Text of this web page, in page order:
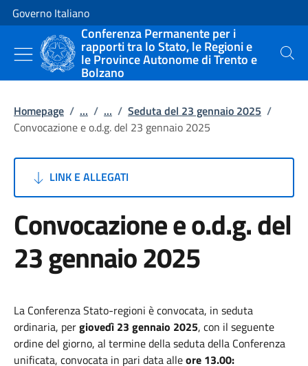
Vai al contenuto
Vai alla navigazione del sito
Governo Italiano
Conferenza Permanente per i
rapporti tra lo Stato, le Regioni e
le Province Autonome di Trento e
Bolzano
Cerca
Homepage / ... / ... / Seduta del 23 gennaio 2025 /
Convocazione e o.d.g. del 23 gennaio 2025
LINK E ALLEGATI
Convocazione e o.d.g. del
23 gennaio 2025
La Conferenza Stato-regioni è convocata, in seduta
ordinaria, pergiovedì 23 gennaio 2025, con il seguente
ordine del giorno, al termine della seduta della Conferenza
unificata, convocata in pari data alleore 13.00: